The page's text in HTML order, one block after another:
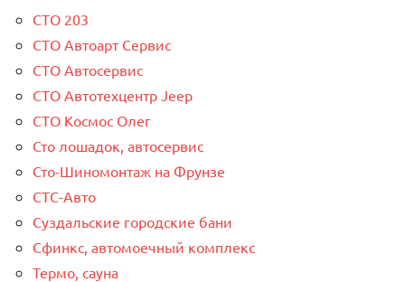
СТО 203
СТО Автоарт Сервис
СТО Автосервис
СТО Автотехцентр Jeep
СТО Космос Олег
Сто лошадок, автосервис
Сто-Шиномонтаж на Фрунзе
СТС-Авто
Суздальские городские бани
Сфинкс, автомоечный комплекс
Термо, сауна